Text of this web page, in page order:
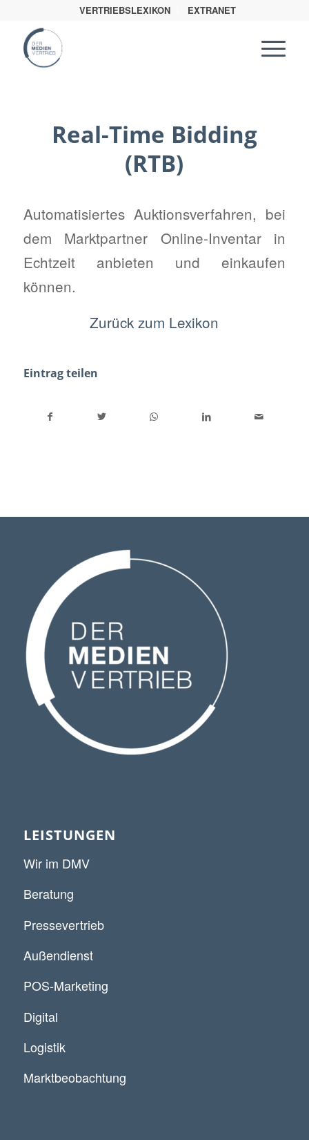
VERTRIEBSLEXIKON EXTRANET
Real-Time Bidding
(RTB)
Automatisiertes Auktionsverfahren, bei
dem Marktpartner Online-Inventar in
Echtzeit anbieten und einkaufen
können.
Zurück zum Lexikon
Eintrag teilen
LEISTUNGEN
Wir im DMV
Beratung
Pressevertrieb
Außendienst
POS-Marketing
Digital
Logistik
Marktbeobachtung